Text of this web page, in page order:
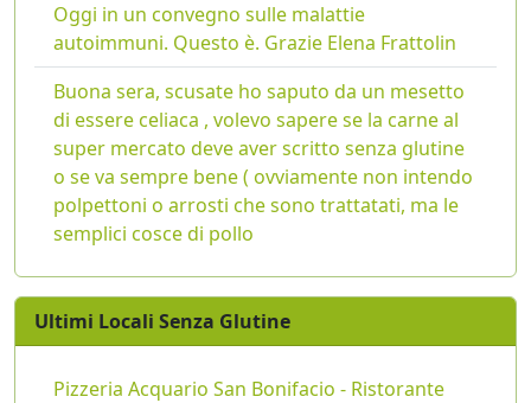
Oggi in un convegno sulle malattie
autoimmuni. Questo è. Grazie Elena Frattolin
Buona sera, scusate ho saputo da un mesetto
di essere celiaca , volevo sapere se la carne al
super mercato deve aver scritto senza glutine
o se va sempre bene ( ovviamente non intendo
polpettoni o arrosti che sono trattatati, ma le
semplici cosce di pollo
Ultimi Locali Senza Glutine
Pizzeria Acquario San Bonifacio - Ristorante